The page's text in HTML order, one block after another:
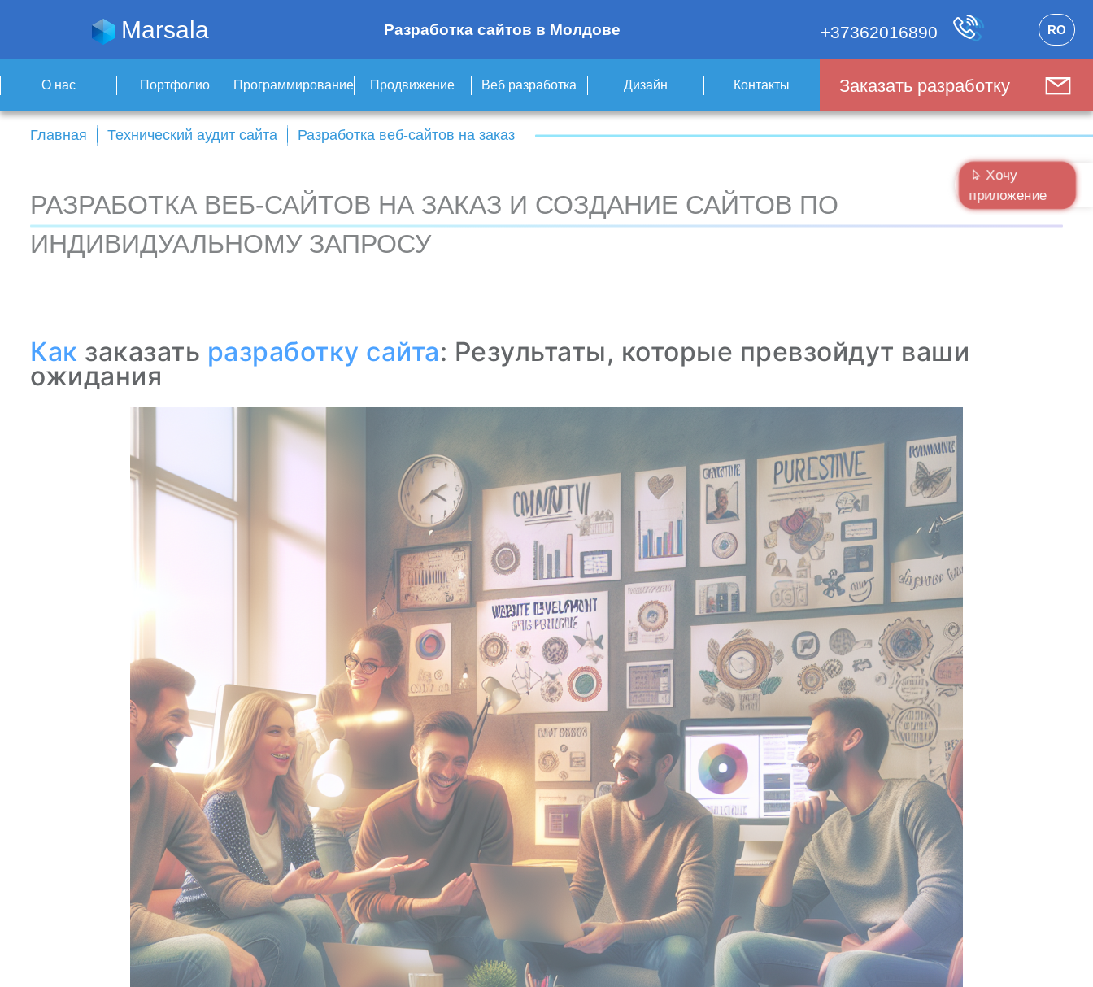
Marsala Разработка сайтов в Молдове +37362016890 RO
О нас Портфолио Программирование Продвижение Веб разработка Дизайн Контакты Заказать разработку
Главная Технический аудит сайта Разработка веб-сайтов на заказ
РАЗРАБОТКА ВЕБ-САЙТОВ НА ЗАКАЗ И СОЗДАНИЕ САЙТОВ ПО
ИНДИВИДУАЛЬНОМУ ЗАПРОСУ
Как заказать разработку сайта: Результаты, которые превзойдут ваши
ожидания
Хочу
приложение